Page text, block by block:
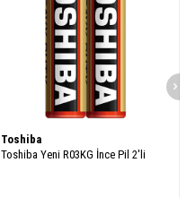
Toshiba
Toshiba Yeni R03KG İnce Pil 2'li